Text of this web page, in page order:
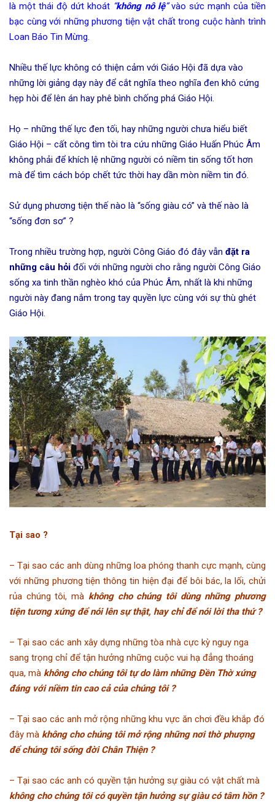
là một thái độ dứt khoát “không nô lệ”vào sức mạnh của tiền
bạc cùng với những phương tiện vật chất trong cuộc hành trình
Loan Báo Tin Mừng.
Nhiều thế lực không có thiện cảm với Giáo Hội đã dựa vào
những lời giảng dạy này để cắt nghĩa theo nghĩa đen khô cứng
hẹp hòi để lên án hay phê bình chống phá Giáo Hội.
Họ – những thế lực đen tối, hay những người chưa hiểu biết
Giáo Hội – cất công tìm tòi tra cứu những Giáo Huấn Phúc Âm
không phải để khích lệ những người có niềm tin sống tốt hơn
mà để tìm cách bóp chết tức thời hay dần mòn niềm tin đó.
Sử dụng phương tiện thế nào là “sống giàu có” và thế nào là
“sống đơn sơ” ?
Trong nhiều trường hợp, người Công Giáo đó đây vẫn đặt ra
những câu hỏi đối với những người cho rằng người Công Giáo
sống xa tinh thần nghèo khó của Phúc Âm, nhất là khi những
người này đang nắm trong tay quyền lực cùng với sự thù ghét
Giáo Hội.
Tại sao ?
– Tại sao các anh dùng những loa phóng thanh cực mạnh, cùng
với những phương tiện thông tin hiện đại để bôi bác, la lối, chửi
rủa chúng tôi, mà không cho chúng tôi dùng những phương
tiện tương xứng để nói lên sự thật, hay chỉ để nói lời tha thứ ?
– Tại sao các anh xây dựng những tòa nhà cực kỳ nguy nga
sang trọng chỉ để tận hưởng những cuộc vui hạ đẳng thoáng
qua, mà không cho chúng tôi tự do làm những Đền Thờ xứng
đáng với niềm tin cao cả của chúng tôi ?
– Tại sao các anh mở rộng những khu vực ăn chơi đều khắp đó
đây mà không cho chúng tôi mở rộng những nơi thờ phượng
để chúng tôi sống đời Chân Thiện ?
– Tại sao các anh có quyền tận hưởng sự giàu có vật chất mà
không cho chúng tôi có quyền tận hưởng sự giàu có tâm hồn ?